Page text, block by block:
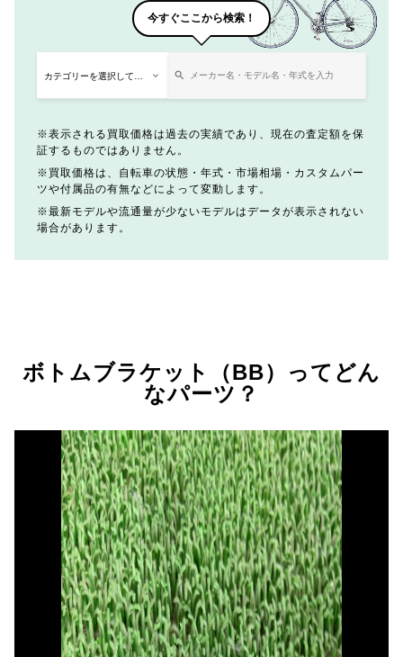
今すぐここから検索！
表示される買取価格は過去の実績であり、現在の査定額を保
証するものではありません。
買取価格は、自転車の状態・年式・市場相場・カスタムパー
ツや付属品の有無などによって変動します。
最新モデルや流通量が少ないモデルはデータが表示されない
場合があります。
ボトムブラケット（BB）ってどん
なパーツ？